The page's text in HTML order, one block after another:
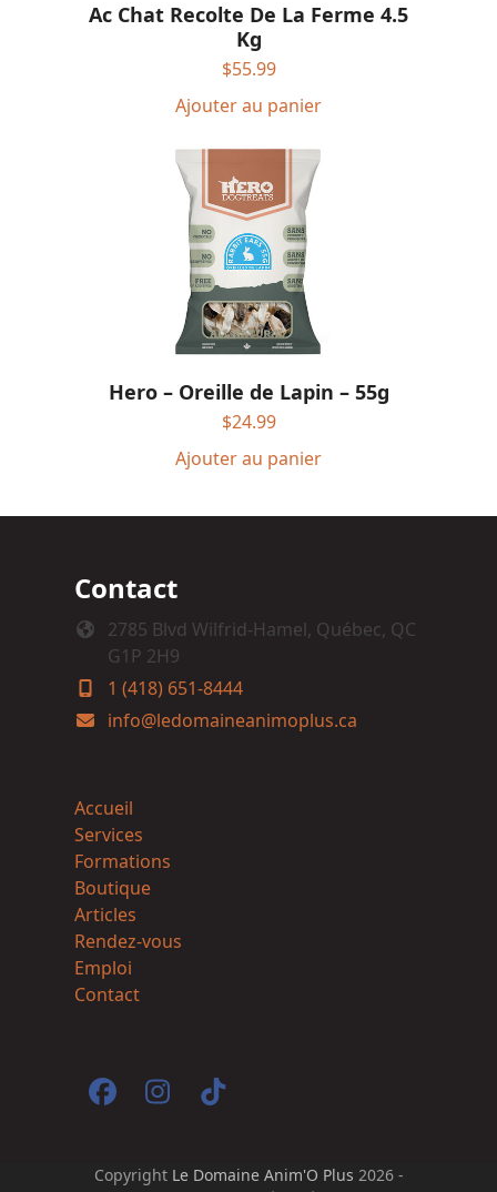
Ac Chat Recolte De La Ferme 4.5
Kg
$55.99
Ajouter au panier
Hero – Oreille de Lapin – 55g
$24.99
Ajouter au panier
Contact
2785 Blvd Wilfrid-Hamel, Québec, QC
G1P 2H9
1 (418) 651-8444
info@ledomaineanimoplus.ca
Accueil
Services
Formations
Boutique
Articles
Rendez-vous
Emploi
Contact
Facebook
Instagram
Tiktok
Copyright Le Domaine Anim'O Plus 2026 -